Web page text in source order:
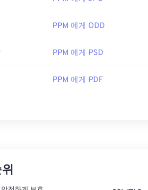
PPM 에게 ODD
PPM 에게 PSD
PPM 에게 PDF